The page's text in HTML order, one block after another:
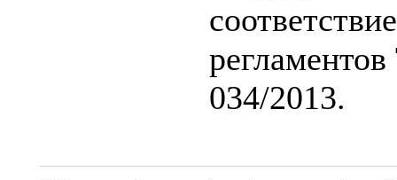
034/2013.